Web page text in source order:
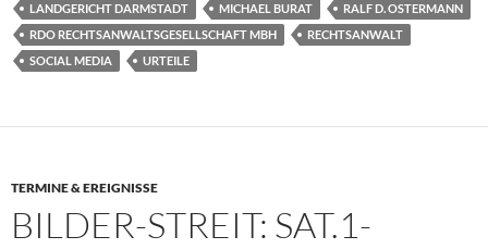
LANDGERICHT DARMSTADT
MICHAEL BURAT
RALF D. OSTERMANN
RDO RECHTSANWALTSGESELLSCHAFT MBH
RECHTSANWALT
SOCIAL MEDIA
URTEILE
TERMINE & EREIGNISSE
BILDER-STREIT: SAT.1-